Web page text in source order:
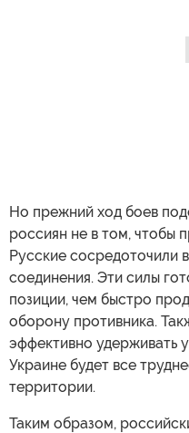
Но прежний ход боев
россиян не в том, чтобы
Русские сосредоточили
соединения. Эти силы
позиции, чем быстро
оборону противника.
эффективно удерживать
Украине будет все
территории.
Таким образом,